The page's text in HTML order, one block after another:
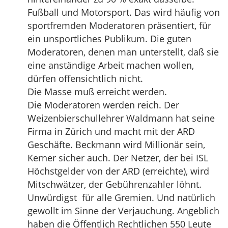
Fußball und Motorsport. Das wird häufig von
sportfremden Moderatoren präsentiert, für
ein unsportliches Publikum. Die guten
Moderatoren, denen man unterstellt, daß sie
eine anständige Arbeit machen wollen,
dürfen offensichtlich nicht.
Die Masse muß erreicht werden.
Die Moderatoren werden reich. Der
Weizenbierschullehrer Waldmann hat seine
Firma in Zürich und macht mit der ARD
Geschäfte. Beckmann wird Millionär sein,
Kerner sicher auch. Der Netzer, der bei ISL
Höchstgelder von der ARD (erreichte), wird
Mitschwätzer, der Gebührenzahler löhnt.
Unwürdigst für alle Gremien. Und natürlich
gewollt im Sinne der Verjauchung. Angeblich
haben die Öffentlich Rechtlichen 550 Leute